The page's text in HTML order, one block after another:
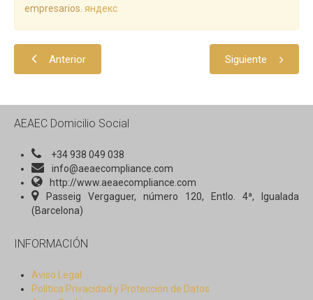
empresarios. яндекс
Anterior Siguiente
AEAEC Domicilio Social
+34 938 049 038
info@aeaecompliance.com
http://www.aeaecompliance.com
Passeig Vergaguer, número 120, Entlo. 4ª, Igualada
(Barcelona)
INFORMACIÓN
Aviso Legal
Política Privacidad y Protección de Datos